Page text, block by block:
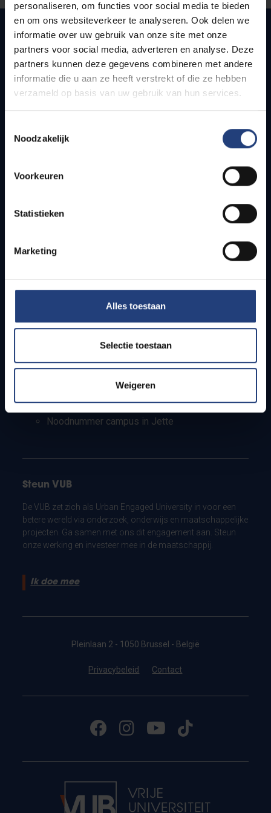
personaliseren, om functies voor social media te bieden
en om ons websiteverkeer te analyseren. Ook delen we
informatie over uw gebruik van onze site met onze
partners voor social media, adverteren en analyse. Deze
partners kunnen deze gegevens combineren met andere
informatie die u aan ze heeft verstrekt of die ze hebben
verzameld op basis van uw gebruik van hun services.
Noodzakelijk
Voorkeuren
Statistieken
Marketing
Alles toestaan
Selectie toestaan
Weigeren
Webmail
Onderzoeksgroepen
Personeel
Internationale studenten
Bewaking en noodnummers
Bewaking campus in Jette
Noodnummer campus in Etterbeek
Noodnummer campus in Jette
Steun VUB
De VUB zet zich als Urban Engaged University in voor een
betere wereld via onderzoek, onderwijs en maatschappelijke
projecten. Ga samen met ons dit engagement aan. Steun
onze werking en investeer mee in de maatschappij.
Ik doe mee
Pleinlaan 2 - 1050 Brussel - België
Privacybeleid Contact